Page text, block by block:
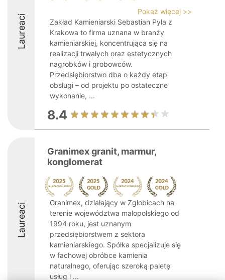
Laureaci
Pokaż więcej >>
Zakład Kamieniarski Sebastian Pyla z
Krakowa to firma uznana w branży
kamieniarskiej, koncentrująca się na
realizacji trwałych oraz estetycznych
nagrobków i grobowców.
Przedsiębiorstwo dba o każdy etap
obsługi – od projektu po ostateczne
wykonanie, ...
8.4
Laureaci
Granimex granit, marmur,
konglomerat
Granimex, działający w Zgłobicach na
terenie województwa małopolskiego od
1994 roku, jest uznanym
przedsiębiorstwem z sektora
kamieniarskiego. Spółka specjalizuje się
w fachowej obróbce kamienia
naturalnego, oferując szeroką paletę
usług i ...